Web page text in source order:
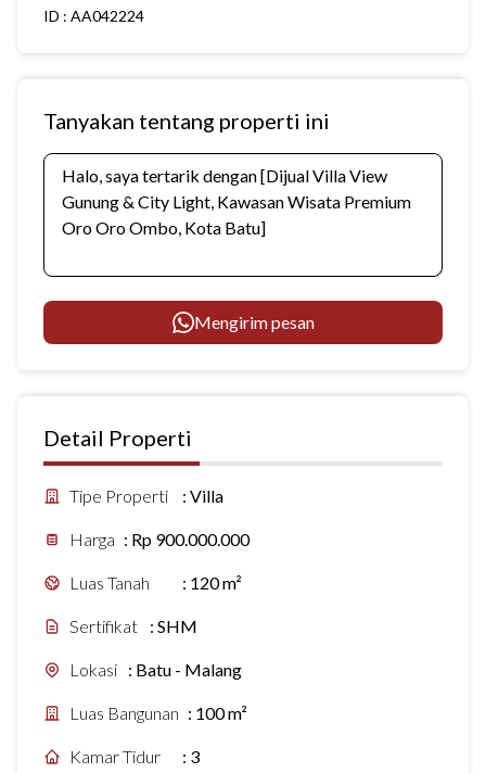
ID : AA042224
Tanyakan tentang properti ini
Mengirim pesan
Detail Properti
Tipe Properti : Villa
Harga : Rp 900.000.000
Luas Tanah : 120 m²
Sertifikat : SHM
Lokasi : Batu - Malang
Luas Bangunan : 100 m²
Kamar Tidur : 3